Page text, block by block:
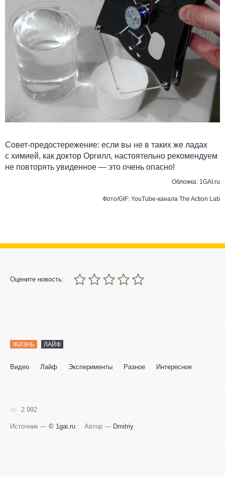
Совет-предостережение: если вы не в таких же ладах
с химией, как доктор Оргилл, настоятельно рекомендуем
не повторять увиденное — это очень опасно!
Обложка: 1GAI.ru
Фото/GIF: YouTube-канала The Action Lab
Оцените новость:
0
1 3 4 5
ЖИЗНЬ ЛАЙФ
Видео Лайф Эксперименты Разное Интересное
2 992
Источник — © 1gai.ru Автор — Dmitriy